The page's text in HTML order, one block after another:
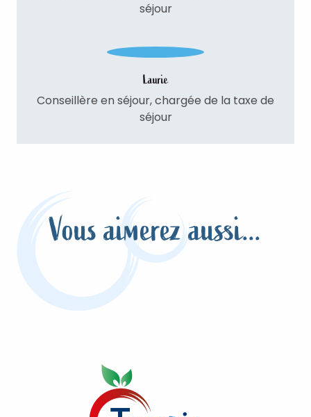
séjour
Laurie
Conseillère en séjour, chargée de la taxe de
séjour
Vous aimerez aussi...